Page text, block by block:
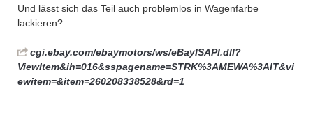
Und lässt sich das Teil auch problemlos in Wagenfarbe
lackieren?
cgi.ebay.com/ebaymotors/ws/eBayISAPI.dll?
ViewItem&ih=016&sspagename=STRK%3AMEWA%3AIT&vi
ewitem=&item=260208338528&rd=1